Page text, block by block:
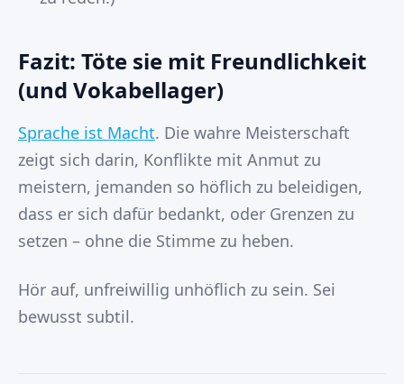
Fazit: Töte sie mit Freundlichkeit
(und Vokabellager)
Sprache ist Macht. Die wahre Meisterschaft
zeigt sich darin, Konflikte mit Anmut zu
meistern, jemanden so höflich zu beleidigen,
dass er sich dafür bedankt, oder Grenzen zu
setzen – ohne die Stimme zu heben.
Hör auf, unfreiwillig unhöflich zu sein. Sei
bewusst subtil.